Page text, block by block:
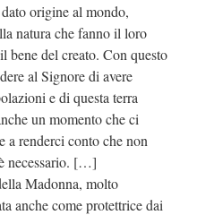
origine al mondo,
natura che fanno il loro
bene del creato. Con questo
al Signore di avere
e di questa terra
un momento che ci
a renderci conto che non
necessario. […]
Madonna, molto
anche come protettrice dai